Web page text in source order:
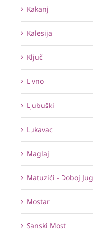
Kakanj
Kalesija
Ključ
Livno
Ljubuški
Lukavac
Maglaj
Matuzići - Doboj Jug
Mostar
Sanski Most